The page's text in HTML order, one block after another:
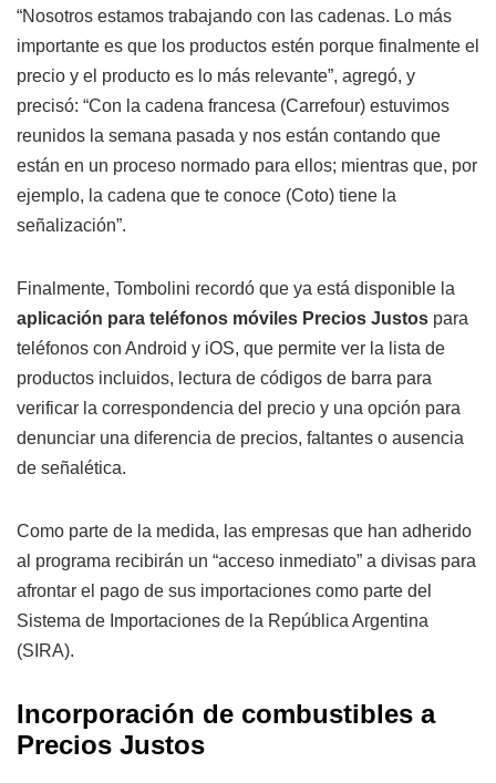
“Nosotros estamos trabajando con las cadenas. Lo más
importante es que los productos estén porque finalmente el
precio y el producto es lo más relevante”, agregó, y
precisó: “Con la cadena francesa (Carrefour) estuvimos
reunidos la semana pasada y nos están contando que
están en un proceso normado para ellos; mientras que, por
ejemplo, la cadena que te conoce (Coto) tiene la
señalización”.
Finalmente, Tombolini recordó que ya está disponible la
aplicación para teléfonos móviles Precios Justos para
teléfonos con Android y iOS, que permite ver la lista de
productos incluidos, lectura de códigos de barra para
verificar la correspondencia del precio y una opción para
denunciar una diferencia de precios, faltantes o ausencia
de señalética.
Como parte de la medida, las empresas que han adherido
al programa recibirán un “acceso inmediato” a divisas para
afrontar el pago de sus importaciones como parte del
Sistema de Importaciones de la República Argentina
(SIRA).
Incorporación de combustibles a
Precios Justos